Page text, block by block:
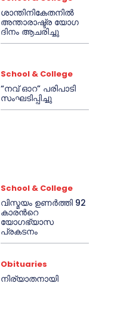
ശാന്തിനികേതനിൽ
അന്താരാഷ്ട്ര യോഗ
ദിനം ആചരിച്ചു
School & College
“നവ് ഓറ” പരിപാടി
സംഘടിപ്പിച്ചു
School & College
വിസ്മയം ഉണർത്തി 92
കാരൻറെ
യോഗഭ്യാസ
പ്രകടനം
Obituaries
നിര്യാതനായി